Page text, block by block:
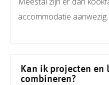
accommodatie aanwezig.
Kan ik projecten en
combineren?